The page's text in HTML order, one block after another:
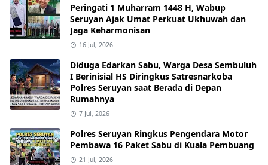
Peringati 1 Muharram 1448 H, Wabup
Seruyan Ajak Umat Perkuat Ukhuwah dan
Jaga Keharmonisan
16 Jul, 2026
Diduga Edarkan Sabu, Warga Desa Sembuluh
I Berinisial HS Diringkus Satresnarkoba
Polres Seruyan saat Berada di Depan
Rumahnya
7 Jul, 2026
Polres Seruyan Ringkus Pengendara Motor
Pembawa 16 Paket Sabu di Kuala Pembuang
21 Jul, 2026